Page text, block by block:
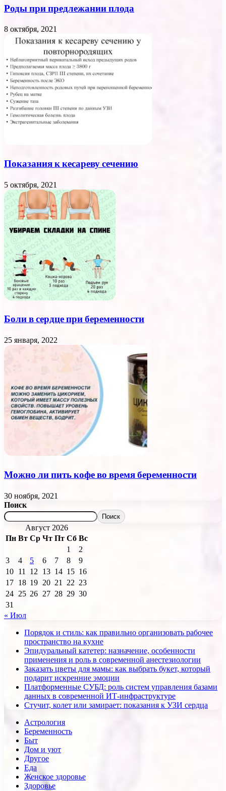
Роды при предлежании плода
8 октября, 2021
Показания к кесареву сечению
5 октября, 2021
Боли в сердце при беременности
25 января, 2022
Можно ли пить кофе во время беременности
30 ноября, 2021
Поиск
Поиск
Август 2026
Пн Вт Ср Чт Пт Сб Вс
1
2
3
4 5 6 7 8
9
10 11 12 13 14 15 16
17 18 19 20 21 22 23
24 25 26 27 28 29 30
31
« Июл
Порядок и стиль: как правильно организовать рабочее
пространство на кухне
Эпидуральный катетер: назначение, особенности
применения и роль в современной анестезиологии
Заказать цветы для мамы: как выбрать букет, который
подарит искренние эмоции
Платформенные СУБД: роль систем управления базами
данных в современной ИТ-инфраструктуре
Стучит, колет или замирает: показания к УЗИ сердца
Астрология
Беременность
Быт
Дом и уют
Другое
Еда
Женское здоровье
Здоровье